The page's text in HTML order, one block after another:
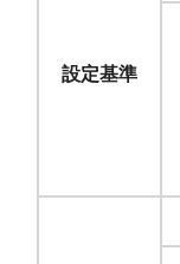
設定基準